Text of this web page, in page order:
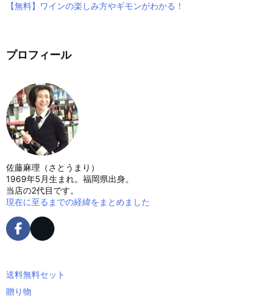
【無料】ワインの楽しみ方やギモンがわかる！
プロフィール
佐藤麻理（さとうまり）
1969年5月生まれ。福岡県出身。
当店の2代目です。
現在に至るまでの経緯をまとめました
送料無料セット
贈り物